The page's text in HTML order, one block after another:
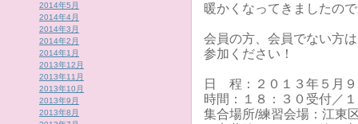
2014年5月
2014年4月
2014年3月
2014年2月
2014年1月
2013年12月
2013年11月
2013年10月
2013年9月
2013年8月
暖かくなってきましたの
会員の方、会員でない方
参加ください！
日 程：２０１３年５月
時間：１８：３０受付／
集合場所/練習会場：江東